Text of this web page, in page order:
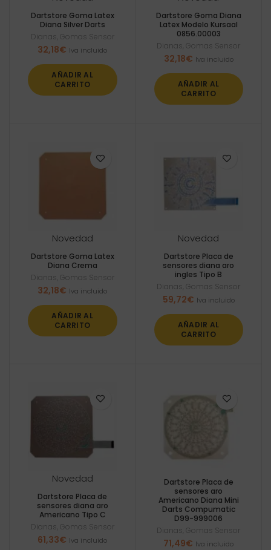
Dartstore Goma Latex
Diana Silver Darts
Dianas Gomas Sensor
32,18€ Iva incluido
AÑADIR AL
CARRITO
Dartstore Goma Diana
Latex Modelo Kursaal
0856.00003
Dianas ,Gomas Sensor
32,18€ Iva incluido
AÑADIR AL
CARRITO
Novedad
Dartstore Goma Latex
Diana Crema
Dianas Gomas Sensor
32,18€ Iva incluido
AÑADIR AL
CARRITO
Novedad
Dartstore Placa de
sensores diana aro
ingles Tipo B
Dianas ,Gomas Sensor
59,72€ Iva incluido
AÑADIR AL
CARRITO
Novedad
Dartstore Placa de
sensores diana aro
Americano Tipo C
Dianas Gomas Sensor
61,33€ Iva incluido
Dartstore Placa de
sensores aro
Americano Diana Mini
Darts Compumatic
D99-999006
Dianas ,Gomas Sensor
71,49€ Iva incluido